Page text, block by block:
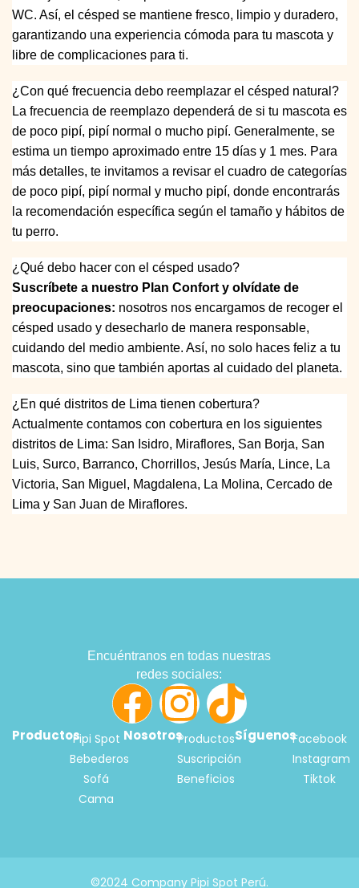
WC. Así, el césped se mantiene fresco, limpio y duradero,
garantizando una experiencia cómoda para tu mascota y
libre de complicaciones para ti.
¿Con qué frecuencia debo reemplazar el césped natural?
La frecuencia de reemplazo dependerá de si tu mascota es
de poco pipí, pipí normal o mucho pipí. Generalmente, se
estima un tiempo aproximado entre 15 días y 1 mes. Para
más detalles, te invitamos a revisar el cuadro de categorías
de poco pipí, pipí normal y mucho pipí, donde encontrarás
la recomendación específica según el tamaño y hábitos de
tu perro.
¿Qué debo hacer con el césped usado?
Suscríbete a nuestro Plan Confort y olvídate de
preocupaciones: nosotros nos encargamos de recoger el
césped usado y desecharlo de manera responsable,
cuidando del medio ambiente. Así, no solo haces feliz a tu
mascota, sino que también aportas al cuidado del planeta.
¿En qué distritos de Lima tienen cobertura?
Actualmente contamos con cobertura en los siguientes
distritos de Lima: San Isidro, Miraflores, San Borja, San
Luis, Surco, Barranco, Chorrillos, Jesús María, Lince, La
Victoria, San Miguel, Magdalena, La Molina, Cercado de
Lima y San Juan de Miraflores.
Encuéntranos en todas nuestras
redes sociales:
ProductosPipi Spot
Bebederos
Sofá
Cama
NosotrosProductos
Suscripción
Beneficios
SíguenosFacebook
Instagram
Tiktok
©2024 Company Pipi Spot Perú.